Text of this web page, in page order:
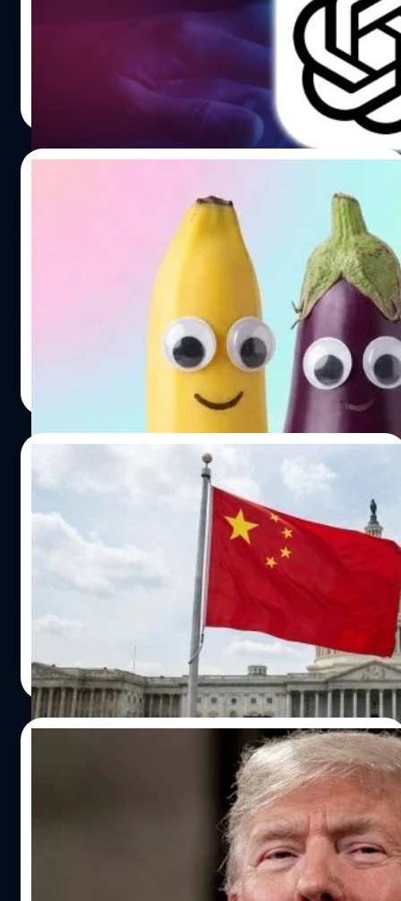
ระดับตัวเองให้ทัดเทียมกับ Apple Music ในแง่ของ
ประสบการณ์การฟังเพลง Spotify อัปเกรดคุณภาพเสียงสู่
ระดับ Lossless ย้อนกลับไปในเดือนกันยายน ปี 2025 Spotify
ได้เริ่มทยอยเปิดตัวคุณภาพเสียงแบบ Lossless ให้แก่ผู้ใช้
ระดับพรีเมียม ซึ่งช่วยให้ผู้ใช้งานสามารถสัมผัสประสบการณ์
การสตรีมที่มีคุณภาพเสียงสูงขึ้นได้ กุสตาฟ กิลเลนฮัมมาร์
ผู้ใหญ่’ แล้ว และจะมาในปี 2026 นี้ แต่ว่าไม่ได้หมายถึงการ
ปลดล็อกเสรีเรื่องโป๊เปลือยแบบที่หลายคนเข้าใจ ฟิดจิ ซิโม
(Fidji Simo) ผู้บริหารฝ่ายแอปพลิเคชันของ OpenAI ยืนยันว่า
แผนนี้กำลังเดินหน้า แต่สิ่งที่น่าสนใจคือ "โหมดผู้ใหญ่" ใน
ความหมายของ OpenAI อาจไม่ได้หมายถึงการเปิดเสรีเรื่องโป๊
เปลือยอย่างที่หลายคนเข้าใจ แต่มันคือการปลดล็อกความ
สามารถในการสนทนาให้ลึกซึ้งยิ่งขึ้น ความท้าทายของการใช้
AI ไม่ใช่แค่การสร้างเนื้อหา แต่รวมถึงการคัดกรองคนเข้าใช้
ใช้กดปุ่มยืนยันอายุ (Honor System) ค่อนข้างที่จะล้าสมัย
และเชื่อถือไม่ได้ สิ่งที่พวกเขากำลังซุ่มพัฒนาคือ AI Age-
Prediction Model หรือระบบ AI ที่สามารถคาดการณ์อายุผู้ใช้
งานได้เอง โดยวิเคราะห์จาก 'พฤติกรรมการพิมพ์' และ 'บริบท
การสนทนา' ว่าคนที่กำลังคุยอยู่เป็นเด็กหรือผู้ใหญ่ ซึ่งทาง
OpenAI จะพัฒนาและทดสอบระบบนี้จนกว่าจะแม่นยำก่อนจะ
ปล่อยให้ใช้งาน ในตอนนี้เริ่มมีการทดสอบระบบนี้ในบาง
ประเทศแล้ว Adult Mode มีไว้ทำไม ?…
อมลวรรณ ศรัทธานนท์ | 235 days ago
ฟินได้แต่ระวังหลุด ! ของเล่นผู้ใหญ่อาจเป็น
‘เครื่องมือเก็บข้อมูลส่วนตัว’ และอาจหลุดได้
ง่ายที่สุดแต่คนไม่ค่อยระวัง
หลาย ๆ ครั้งที่เราซื้อของมาใหม่ โดยเฉพาะแกดเจ็ตหรือ
อุปกรณ์เทคโนโลยีที่ต้องมีการกด ‘ยอมรับ’ หลังจากให้อ่าน
นโยบายยาวหลายหน้า แล้วจึงใช้งานได้ และหลาย ๆ ครั้ง เรา
ก็มักจะกดยอมรับทันที โดยที่ไม่ได้อ่านอย่างครบถ้วนเพราะมัน
ยาวเกินไป (คนไทยเราอ่านไม่เกิน 8 บรรทัดซะด้วย) และท้าย
ที่สุดสิ่งที่เรา ‘ไม่ได้อ่านอย่างถี่ถ้วน’ แต่กดยอมรับนั่นอาจนำ
ไปสู่จุดกำเนิดของข้อมูลส่วนตัวรั่วไหลได้ง่าย ๆ โดยเฉพาะ
อุปกรณ์ที่มีแอปฯ ควบคุมอย่างของเล่นผู้ใหญ่ ซึ่งก็เป็นประเด็น
ที่เรากำลังจะแบไต๋ในบทความนี้ ของเล่นผู้ใหญ่ กับความนิยม
ที่พุ่งสูงกว่าที่เคย ในวันที่เทรนด์ 'Self Love' หรือการรักตัวเอง
ไม่ได้จำกัดอยู่แค่เรื่องอาหารการกิน หรือการเลือกเป็นโสด
เพื่อตัดปัญหาความสัมพันธ์ที่เป็นพิษอีกต่อไป แต่ยังขยายวง
กว้างไปถึง 'สุขภาวะทางเพศ' (Sexual Wellness) ด้วย นี่จึง
เป็นเหตุผลว่าทำไม 'ของเล่นผู้ใหญ่' ถึงกลายเป็นไอเทมยอด
ฮิตที่เข้ามาตอบโจทย์ความสุขด้วยตัวเอง โดยมีการคาดการณ์
ว่า ตลาดนี้อาจมีมูลค่าสูงถึง 80,000 ล้านเหรียญสหรัฐฯ
ภายในปี 2030 ! และเมื่อโลกหมุนด้วยเทคโนโลยี จึงไม่แปลก
ใจเลยที่เราจะได้เห็นการพัฒนาแอปพลิเคชันขึ้นมาใช้งานคู่กับ
ของเล่นชิ้นโปรด เพื่อเติมเต็มประสบการณ์ในยุคดิจิทัลให้
สมบูรณ์แบบยิ่งขึ้น ข้อมูลอะไรบ้าง ที่อาจหลุดไปกับการใช้ของ
เล่นผู้ใหญ่ ? เมื่อของเล่นผู้ใหญ่พัฒนาไปสู่การเชื่อมต่อ
แอปพลิเคชันเพื่อเพิ่มอรรถรสทางไกล เรย์ วัลช์ (Ray Walsh)
| 235 days ago
ชนะศึกแต่แพ้สงคราม ? เมื่อสหรัฐฯ All-in
ด้าน AI แต่จีนกระจายความเสี่ยงผสาน AI ยึด
ครอง Real Sector
ในสมรภูมิเทคโนโลยีที่ร้อนแรงที่สุดในศตวรรษนี้
สหรัฐอเมริกาและจีนต่างขับเคี่ยวกันอย่างดุเดือดเพื่อแย่งชิง
ความเป็นหนึ่ง โดยเฉพาะในด้านปัญญาประดิษฐ์ (AI) ที่
สหรัฐฯ ทุ่มงบประมาณมหาศาลกว่า 3.5 แสนล้านเหรียญ
สหรัฐฯ ในช่วงปีที่ผ่านมา และคาดว่าจะพุ่งสูงถึง 4 แสนล้าน
เหรียญสหรัฐฯ ในปีหน้า ซึ่งทิ้งห่างจีนที่ลงทุนในด้านนี้เพียง 1
แสนล้านเหรียญสหรัฐฯ อย่างขาดลอย ดูเผิน ๆ สหรัฐฯ อาจ
เหมือนผู้ชนะที่นอนมาในเกมนี้ แต่ความจริงอาจซับซ้อนกว่านั้น
เพราะในขณะที่สหรัฐฯ ทุ่มหมดหน้าตักไปกับ AI จีนกลับเลือก
เดินเกมที่ต่างออกไป ด้วยการกระจายทรัพยากรไปยึดครอง
ตลาดอุตสาหกรรมแห่งอนาคตที่จับต้องได้อย่าง 'รถยนต์
ไฟฟ้า' และพลังงานสะอาดอย่างอื่นแทน มุมมองต่อการ
พัฒนา AI ที่ไม่เหมือนกันแต่แรก จีนเคยย้ำว่า AI ถือเป็นความ
สำคัญหลักในการพัฒนาเชิงโครงสร้างพื้นฐานของประเทศ
และอยากเป็นผู้นำด้าน AI ภายในปี 2030 ด้วยซ้ำ แต่ในความ
หมายนี้อาจจะไม่ได้หมายถึงการพัฒนา AI อย่างเดียว เพราะ
| 235 days ago
Read More
ทรัมป์เซ็นคำสั่งพิเศษงัดข้อรัฐบัญญัติ : ขู่ตัด
งบเน็ต-ตั้งทีมฟ้อง หากรัฐไหนออกกฎคุม AI
โดนัลด์ ทรัมป์ (Donald Trump) ประธานาธิบดีสหรัฐฯ เดิน
หน้าจัดระเบียบโลก AI ด้วยการลงนามในคำสั่งบริหาร
(Executive Order) ฉบับใหม่ เป้าหมายเพื่อสร้างมาตรฐาน